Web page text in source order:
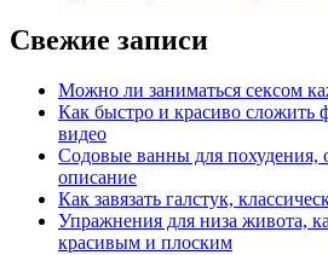
Свежие записи
Можно ли заниматься сексом
Как быстро и красиво сложить
видео
Содовые ванны для похудения,
описание
Как завязать галстук,
Упражнения для низа живота,
красивым и плоским